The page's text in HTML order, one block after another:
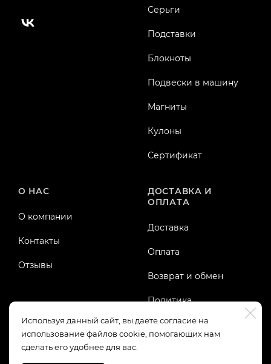
Используя данный сайт, вы даете согласие на
использование файлов cookie, помогающих нам
сделать его удобнее для вас.
Серьги
Подставки
Блокноты
Подвески в машину
Магниты
Кулоны
Сертификат
О НАС
О компании
Контакты
Отзывы
ДОСТАВКА И
ОПЛАТА
Доставка
Оплата
Возврат и обмен
Политика
конфиденциальности
Публичная оферта